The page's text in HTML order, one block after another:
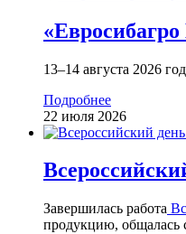
13–14 августа 2026
Подробнее
22 июля 2026
Завершилась работа
продукцию, общалась